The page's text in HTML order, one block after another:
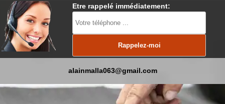
Etre rappelé immédiatement:
alainmalla063@gmail.com